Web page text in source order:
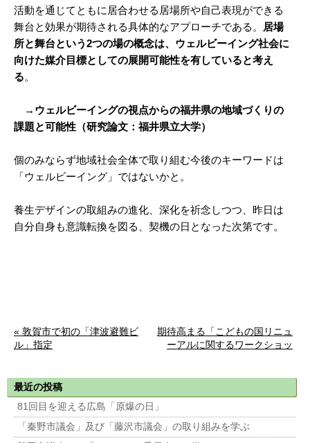
活動を通じてともに居合わせる居場所や自己表現ができる
舞台と効果が期待される具体的なアプローチである。
居場
所と舞台という2つの場の概念は、ウェルビーイング社会に
向けた媒介目標としての展開可能性を有していると考え
る。
→ウェルビーイングの視点からの福井県の地域づくりの
課題と可能性（研究論文：福井県立大学）
個のみならず地域社会全体で取り組む今後のキーワードは
「ウェルビーイング」ではないかと。
養生デザインの取組みの進化、深化を祈念しつつ、昨日は
自分自身も意識転換を図る、契機の日となった次第です。
« 敦賀市で初の「津波避難ビ
ル」指定
期待高まる「こどもの国リニュ
ーアルに関するワークショッ
最近の投稿
81回目を迎える広島「原爆の日」
「秦野市議会」及び「藤沢市議会」の取り組みを学ぶ